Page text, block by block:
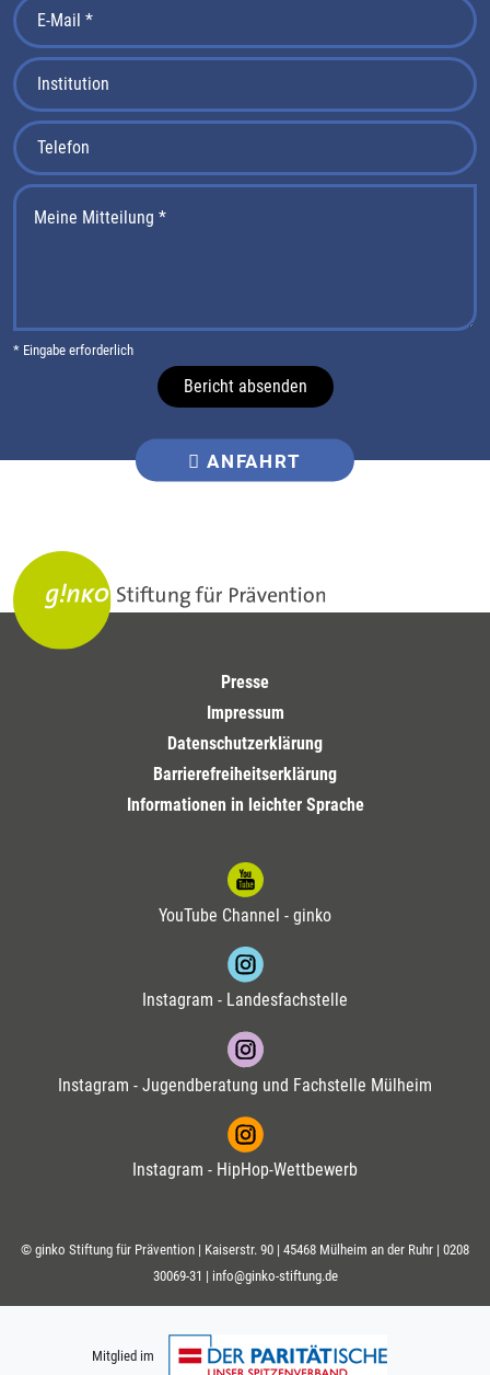
* Eingabe erforderlich
Bericht absenden
ANFAHRT
Presse
Impressum
Datenschutzerklärung
Barrierefreiheitserklärung
Informationen in leichter Sprache
YouTube Channel - ginko
Instagram - Landesfachstelle
Instagram - Jugendberatung und Fachstelle Mülheim
Instagram - HipHop-Wettbewerb
© ginko Stiftung für Prävention | Kaiserstr. 90 | 45468 Mülheim an der Ruhr | 0208
30069-31 | info@ginko-stiftung.de
Mitglied im